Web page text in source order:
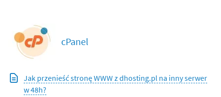
cPanel
Jak przenieść stronę WWW z dhosting.pl na inny serwer
w 48h?